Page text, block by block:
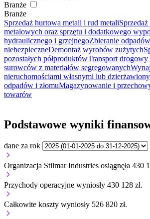
Branże
Branże
Sprzedaż hurtowa metali i rud metali
metalowych oraz sprzętu i dodatkowego
hydraulicznego i grzejnegoZbieranie
niebezpieczneDemontaż wyrobów zużytych
pozostałych półproduktówTransport
surowców z materiałów segregowanych
nieruchomościami własnymi lub
odpadów i złomuMagazynowanie i
towarów
Podstawowe wyniki
dane za rok
Organizacja Stilmar Industries osiągnęła 430
Przychody operacyjne wyniosły 430 128 zł.
Całkowite koszty wyniosły 526 820 zł.